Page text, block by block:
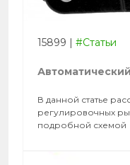
15899 | #Статьи
В данной статье
регулировочных
подробной схемой